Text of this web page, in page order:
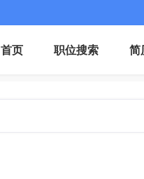
首页 职位搜索 简